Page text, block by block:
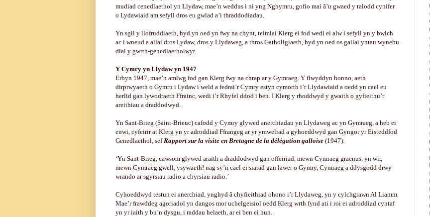
mudiad cenedlaethol yn Llydaw, mae’n weddus i ni yng Nghymru, gofio mai â’u gwaed y talodd cynifer
o Lydawiaid am sefyll dros eu gwlad a’i thraddodiadau.
Yn sgil y llofruddiaeth, hyd yn oed yn fwy na chynt, teimlai Klerg ei fod wedi ei alw i sefyll yn y bwlch
ac i wneud a allai dros Lydaw, dros y Llydaweg, a thros Gatholigiaeth, hyd yn oed os gallai yntau wynebu
dial y gwrth-genedlaetholwyr.
Y Cymry yn Llydaw yn 1947
Erbyn 1947, mae’n amlwg fod gan Klerg fwy na chrap ar y Gymraeg. Y flwyddyn honno, aeth
dirprwyaeth o Gymru i Lydaw i weld a fedrai’r Cymry estyn cymorth i’r Llydawiaid a oedd yn cael eu
herlid gan lywodraeth Ffrainc, wedi i’r Rhyfel ddod i ben. I Klerg y rhoddwyd y gwaith o gyfieithu’r
areithiau a draddodwyd.
Yn Sant-Brieg (Saint-Brieuc) cafodd y Cymry glywed anerchiadau yn Llydaweg ac yn Gymraeg, a heb ei
enwi, cyfeirir at Klerg yn yr adroddiad Ffrangeg ar yr ymweliad a gyhoeddwyd gan Gyngor yr Eisteddfod
Genedlaethol, sefRapport sur la visite en Bretagne de la délégation galloise (1947):
‘Yn Sant-Brieg, cawsom glywed araith a draddodwyd gan offeiriad, mewn Cymraeg graenus, yn wir,
mewn Cymraeg gwell, ysywaeth! nag sy’n cael ei siarad gan lawer o Gymry, Cymraeg a ddysgodd drwy
wrando ar sgyrsiau radio a chyrsiau radio.’
Cyhoeddwyd testun ei anerchiad, ynghyd â chyfieithiad ohono i’r Llydaweg, yn y cylchgrawn Al Liamm.
Mae’r frawddeg agoriadol yn dangos mor uchelgeisiol oedd Klerg wrth fynd ati i roi ei adroddiad cyntaf
yn yr iaith y bu’n dysgu, i raddau helaeth, ar ei ben ei hun.